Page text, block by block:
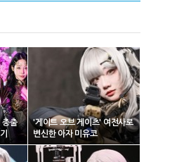
총출
'게이트 오브 게이츠' 여전사로
변신한 아자 미유코